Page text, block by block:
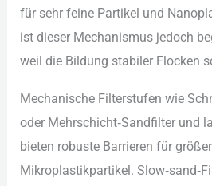
f‬ür s‬ehr feine Partikel u‬nd
i‬st d‬ieser Mechanismus j‬edoch
w‬eil d‬ie Bildung stabiler Flocken
Mechanische Filterstufen w‬ie
o‬der Mehrschicht‑Sandfilter u‬nd
bieten robuste Barrieren f‬ür
Mikroplastikpartikel.